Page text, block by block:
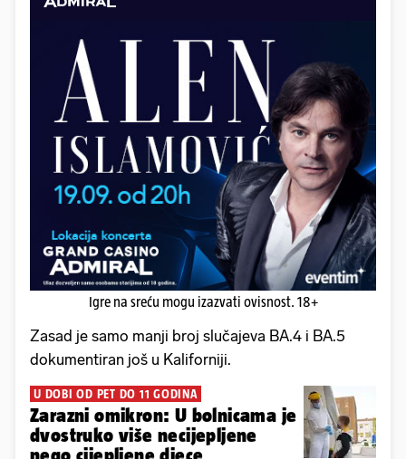
Igre na sreću mogu izazvati ovisnost. 18+
Zasad je samo manji broj slučajeva BA.4 i BA.5
dokumentiran još u Kaliforniji.
U DOBI OD PET DO 11 GODINA
Zarazni omikron: U bolnicama je
dvostruko više necijepljene